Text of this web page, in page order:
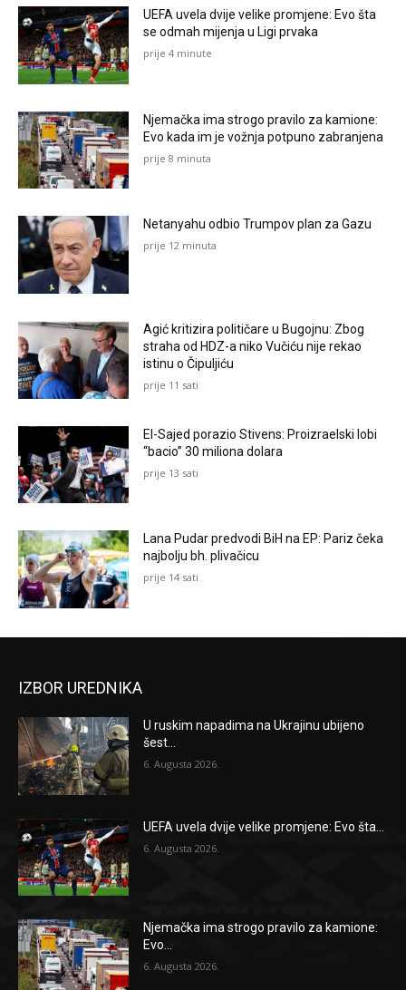
UEFA uvela dvije velike promjene: Evo šta
se odmah mijenja u Ligi prvaka
prije 4 minute
Njemačka ima strogo pravilo za kamione:
Evo kada im je vožnja potpuno zabranjena
prije 8 minuta
Netanyahu odbio Trumpov plan za Gazu
prije 12 minuta
Agić kritizira političare u Bugojnu: Zbog
straha od HDZ-a niko Vučiću nije rekao
istinu o Čipuljiću
prije 11 sati
El-Sajed porazio Stivens: Proizraelski lobi
“bacio” 30 miliona dolara
prije 13 sati
Lana Pudar predvodi BiH na EP: Pariz čeka
najbolju bh. plivačicu
prije 14 sati
IZBOR UREDNIKA
U ruskim napadima na Ukrajinu ubijeno
šest...
6. Augusta 2026.
UEFA uvela dvije velike promjene: Evo šta...
6. Augusta 2026.
Njemačka ima strogo pravilo za kamione:
Evo...
6. Augusta 2026.